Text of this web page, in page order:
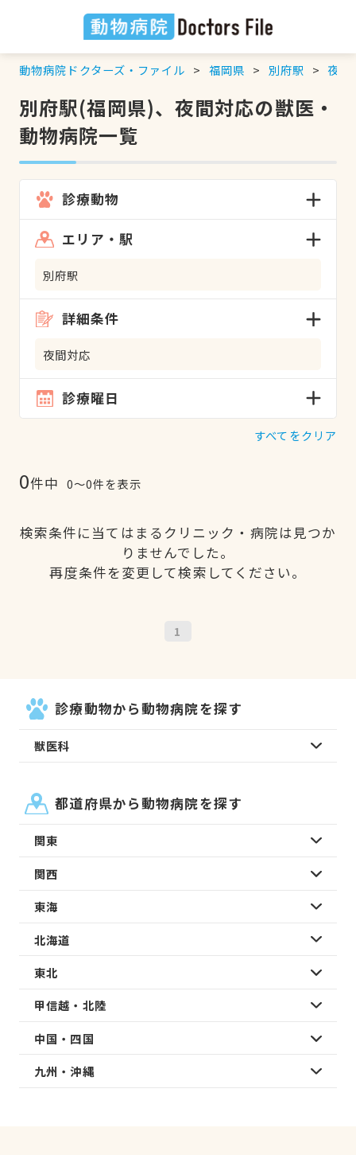
動物病院ドクターズ・ファイル 福岡県 別府駅 夜間
別府駅(福岡県)、夜間対応の獣医・
動物病院一覧
診療動物
エリア・駅
別府駅
詳細条件
夜間対応
診療曜日
すべてをクリア
0件中 0〜0件を表示
検索条件に当てはまるクリニック・病院は見つか
りませんでした。
再度条件を変更して検索してください。
1
診療動物から動物病院を探す
獣医科
都道府県から動物病院を探す
関東
関西
東海
北海道
東北
甲信越・北陸
中国・四国
九州・沖縄